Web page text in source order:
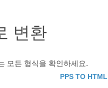
변환
모든 형식을 확인하세요.
PPS TO HTML